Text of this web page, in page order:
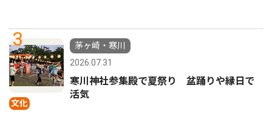
3
文化
茅ヶ崎・寒川
2026.07.31
寒川神社参集殿で夏祭り 盆踊りや縁日で
活気